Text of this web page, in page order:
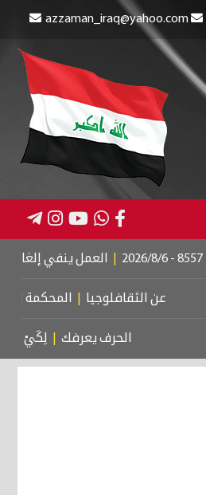
azzaman_iraq@yahoo.com
| العمل ينفي إلغاء الإعانة عن
عن الثقافلوجيا | المحكمة الجنائية
الحرف يعرفك | لِكَيْ أُبَالِغَ فِي